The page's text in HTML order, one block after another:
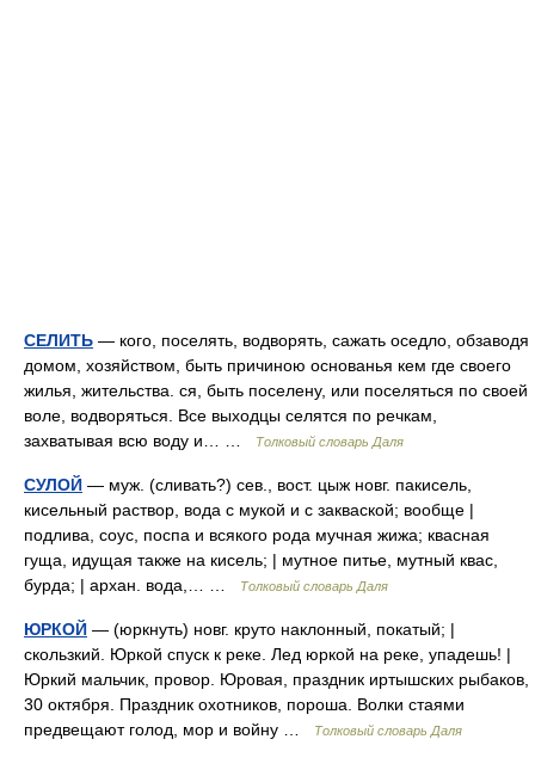
СЕЛИТЬ — кого, поселять, водворять, сажать оседло, обзаводя
домом, хозяйством, быть причиною основанья кем где своего
жилья, жительства. ся, быть поселену, или поселяться по своей
воле, водворяться. Все выходцы селятся по речкам,
захватывая всю воду и… …
Толковый словарь Даля
СУЛОЙ — муж. (сливать?) сев., вост. цыж новг. пакисель,
кисельный раствор, вода с мукой и с закваской; вообще |
подлива, соус, поспа и всякого рода мучная жижа; квасная
гуща, идущая также на кисель; | мутное питье, мутный квас,
бурда; | архан. вода,… …
Толковый словарь Даля
ЮРКОЙ — (юркнуть) новг. круто наклонный, покатый; |
скользкий. Юркой спуск к реке. Лед юркой на реке, упадешь! |
Юркий мальчик, провор. Юровая, праздник иртышских рыбаков,
30 октября. Праздник охотников, пороша. Волки стаями
предвещают голод, мор и войну …
Толковый словарь Даля